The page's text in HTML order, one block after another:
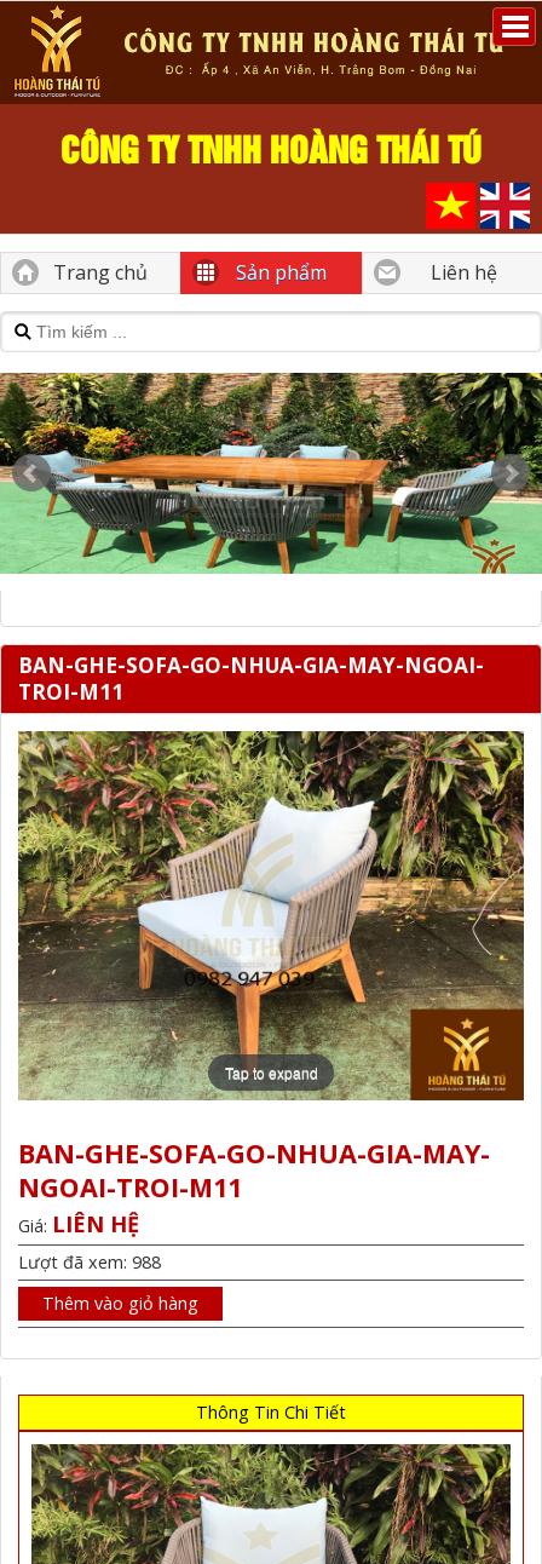
CÔNG TY TNHH HOÀNG THÁI TÚ
Trang chủ Sản phẩm Liên hệ
BAN-GHE-SOFA-GO-NHUA-GIA-MAY-NGOAI-
TROI-M11
Tap to expand
BAN-GHE-SOFA-GO-NHUA-GIA-MAY-
NGOAI-TROI-M11
Giá: LIÊN HỆ
Lượt đã xem: 988
Thêm vào giỏ hàng
Thông Tin Chi Tiết